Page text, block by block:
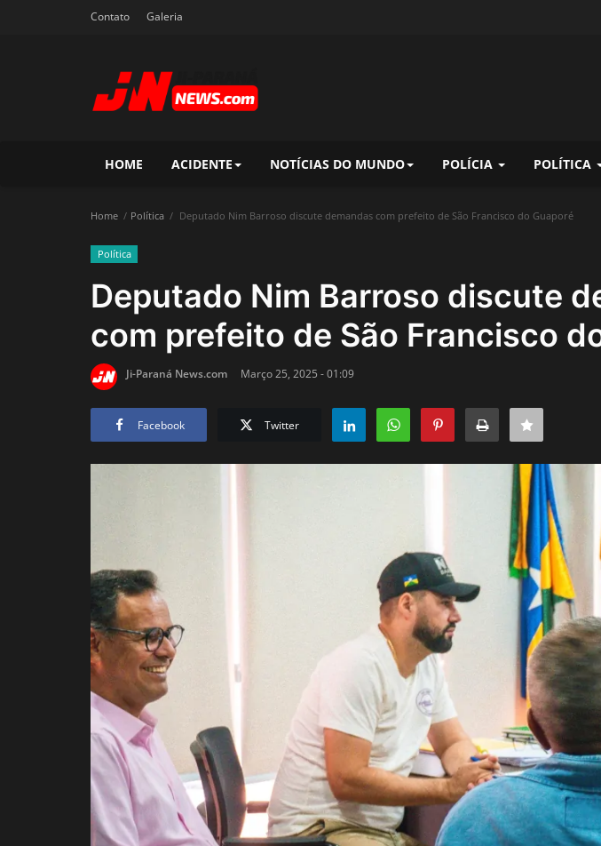
Contato Galeria
HOME ACIDENTE NOTÍCIAS DO MUNDO POLÍCIA POLÍTICA
Home Política Deputado Nim Barroso discute demandas com prefeito de São Francisco do Guaporé
Política
Deputado Nim Barroso discute
com prefeito de São Francisco
Ji-Paraná News.com Março 25, 2025 - 01:09
Facebook Twitter